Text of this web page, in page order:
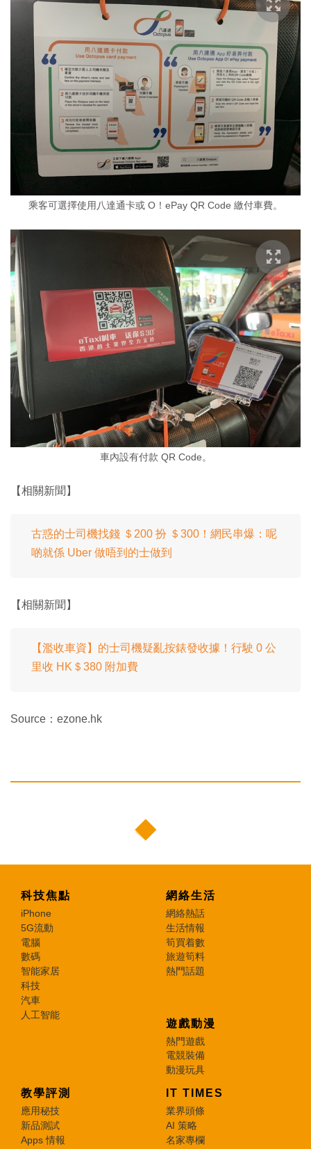
乘客可選擇使用八達通卡或 O！ePay QR Code 繳付車費。
車內設有付款 QR Code。
【相關新聞】
古惑的士司機找錢 ＄200 扮 ＄300！網民串爆：呢
啲就係 Uber 做唔到的士做到
【相關新聞】
【濫收車資】的士司機疑亂按錶發收據！行駛 0 公
里收 HK＄380 附加費
Source：ezone.hk
科技焦點
iPhone
5G流動
電腦
數碼
智能家居
科技
汽車
人工智能
網絡生活
網絡熱話
生活情報
筍買着數
旅遊筍料
熱門話題
遊戲動漫
熱門遊戲
電競裝備
動漫玩具
教學評測
應用秘技
新品測試
Apps 情報
IT TIMES
業界頭條
AI 策略
名家專欄